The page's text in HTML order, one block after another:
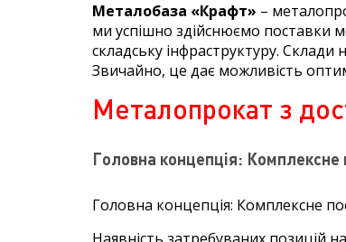
Металобаза «Крафт» –
ми успішно здійснюємо поставки
складську інфраструктуру. Склади
Звичайно, це дає можливість
Металопрокат з
Головна концепція:
Головна концепція: Комплексне